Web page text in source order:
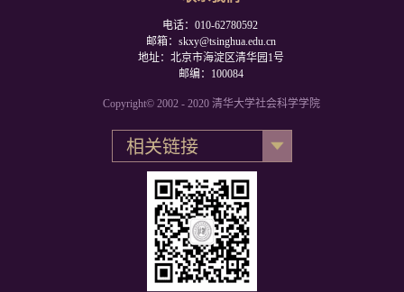
电话：010-62780592
邮箱：skxy@tsinghua.edu.cn
地址：北京市海淀区清华园1号
邮编：100084
Copyright© 2002 - 2020 清华大学社会科学学院